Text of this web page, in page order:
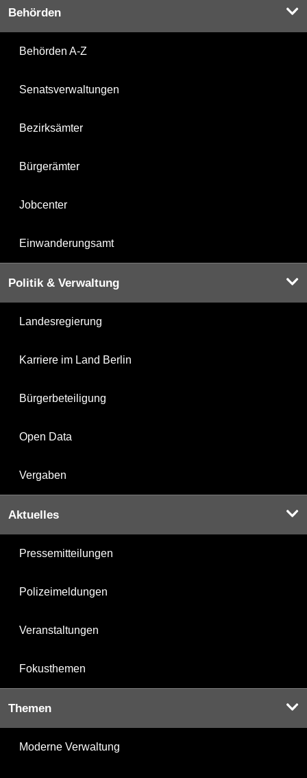
Behörden
Behörden A-Z
Senatsverwaltungen
Bezirksämter
Bürgerämter
Jobcenter
Einwanderungsamt
Politik & Verwaltung
Landesregierung
Karriere im Land Berlin
Bürgerbeteiligung
Open Data
Vergaben
Aktuelles
Pressemitteilungen
Polizeimeldungen
Veranstaltungen
Fokusthemen
Themen
Moderne Verwaltung